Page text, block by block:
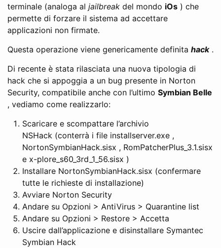
terminale (analoga al jailbreak del mondo iOs ) che
permette di forzare il sistema ad accettare
applicazioni non firmate.
Questa operazione viene genericamente definita hack.
Di recente è stata rilasciata una nuova tipologia di
hack che si appoggia a un bug presente in Norton
Security, compatibile anche con l’ultimo Symbian Belle
, vediamo come realizzarlo:
Scaricare e scompattare l’archivio
NSHack (conterrà i file installserver.exe ,
NortonSymbianHack.sisx , RomPatcherPlus_3.1.sisx
e x-plore_s60_3rd_1_56.sisx )
Installare NortonSymbianHack.sisx (confermare
tutte le richieste di installazione)
Avviare Norton Security
Andare su Opzioni > AntiVirus > Quarantine list
Andare su Opzioni > Restore > Accetta
Uscire dall’applicazione e disinstallare Symantec
Symbian Hack